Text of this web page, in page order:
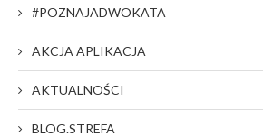
#POZNAJADWOKATA
AKCJA APLIKACJA
AKTUALNOŚCI
BLOG.STREFA